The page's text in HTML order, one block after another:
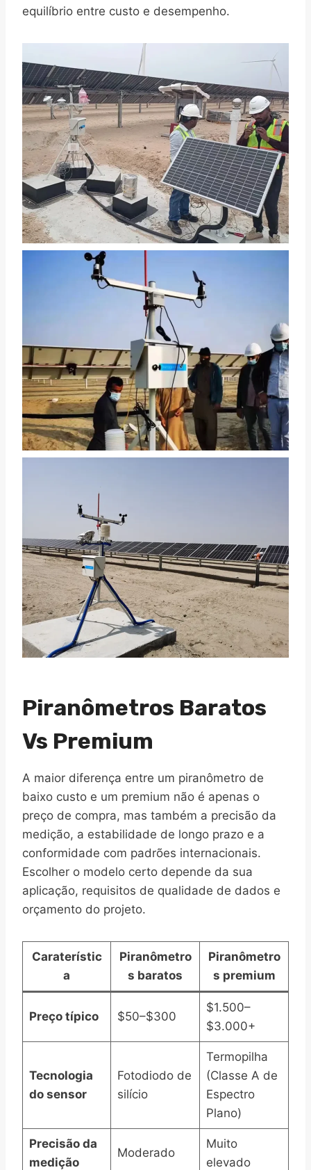
equilíbrio entre custo e desempenho.
Piranômetros Baratos
Vs Premium
A maior diferença entre um piranômetro de
baixo custo e um premium não é apenas o
preço de compra, mas também a precisão da
medição, a estabilidade de longo prazo e a
conformidade com padrões internacionais.
Escolher o modelo certo depende da sua
aplicação, requisitos de qualidade de dados e
orçamento do projeto.
Caraterístic
a
Piranômetro
s baratos
Piranômetro
s premium
Preço típico $50–$300
$1.500–
$3.000+
Tecnologia
do sensor
Fotodiodo de
silício
Termopilha
(Classe A de
Espectro
Plano)
Precisão da
medição
Moderado
Muito
elevado